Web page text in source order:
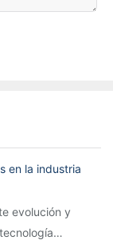
en la industria
evolución y